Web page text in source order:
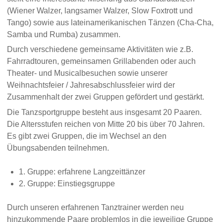
(Wiener Walzer, langsamer Walzer, Slow Foxtrott und
Tango) sowie aus lateinamerikanischen Tänzen (Cha-Cha,
Samba und Rumba) zusammen.
Durch verschiedene gemeinsame Aktivitäten wie z.B.
Fahrradtouren, gemeinsamen Grillabenden oder auch
Theater- und Musicalbesuchen sowie unserer
Weihnachtsfeier / Jahresabschlussfeier wird der
Zusammenhalt der zwei Gruppen gefördert und gestärkt.
Die Tanzsportgruppe besteht aus insgesamt 20 Paaren.
Die Altersstufen reichen von Mitte 20 bis über 70 Jahren.
Es gibt zwei Gruppen, die im Wechsel an den
Übungsabenden teilnehmen.
1. Gruppe: erfahrene Langzeittänzer
2. Gruppe: Einstiegsgruppe
Durch unseren erfahrenen Tanztrainer werden neu
hinzukommende Paare problemlos in die jeweilige Gruppe